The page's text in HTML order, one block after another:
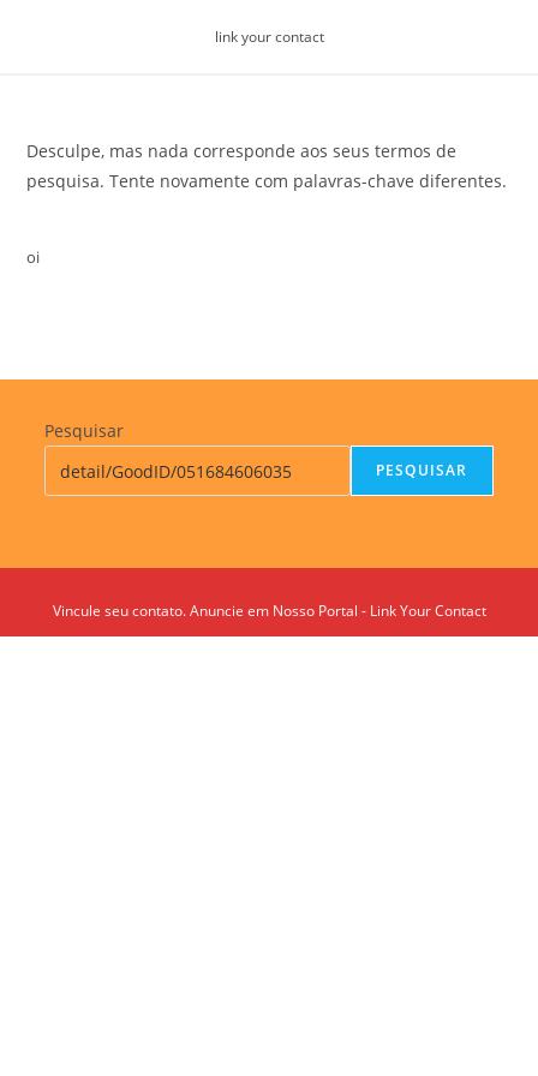
link your contact
Desculpe, mas nada corresponde aos seus termos de
pesquisa. Tente novamente com palavras-chave diferentes.
oi
Pesquisar
PESQUISAR
Vincule seu contato. Anuncie em Nosso Portal - Link Your Contact